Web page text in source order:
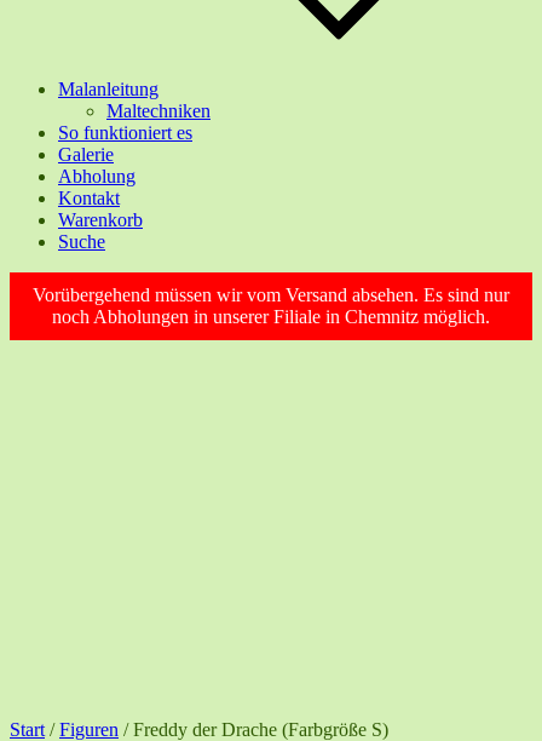
Malanleitung
Maltechniken
So funktioniert es
Galerie
Abholung
Kontakt
Warenkorb
Suche
Vorübergehend müssen wir vom Versand absehen. Es sind nur
noch Abholungen in unserer Filiale in Chemnitz möglich.
Start /Figuren / Freddy der Drache (Farbgröße S)